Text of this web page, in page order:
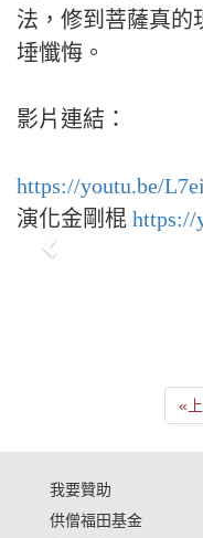
法，修到菩薩真的
埵懺悔。
影片連結：
https://youtu.be/
演化金剛棍 https://
«
我要贊助
供僧福田基金